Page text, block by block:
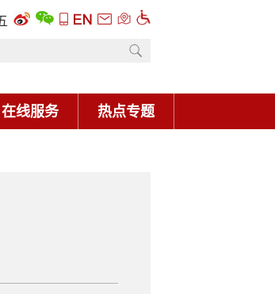
在线服务 热点专题